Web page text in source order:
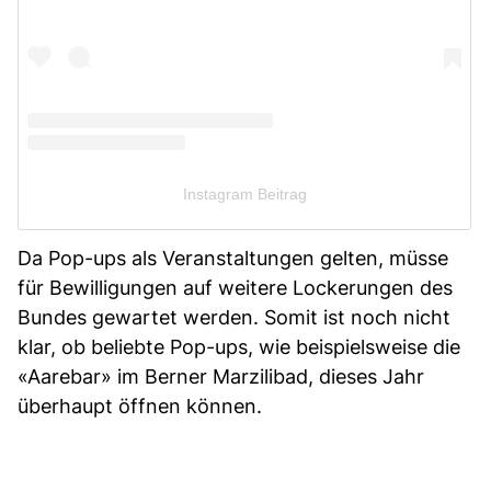
Instagram Beitrag
Da Pop-ups als Veranstaltungen gelten, müsse
für Bewilligungen auf weitere Lockerungen des
Bundes gewartet werden. Somit ist noch nicht
klar, ob beliebte Pop-ups, wie beispielsweise die
«Aarebar» im Berner Marzilibad, dieses Jahr
überhaupt öffnen können.